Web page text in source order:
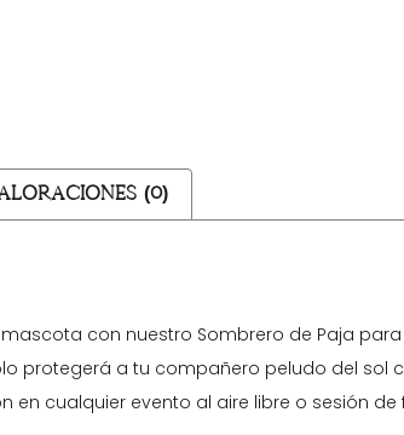
(0)
con nuestro Sombrero de Paja para
protegerá a tu compañero peludo del sol
cualquier evento al aire libre o sesión de